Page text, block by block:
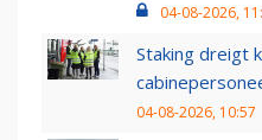
04-08-2026,
Staking dreigt
04-08-2026, 10:57